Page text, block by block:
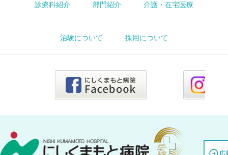
診療科紹介 部門紹介 介護・在宅医療
治験について 採用について